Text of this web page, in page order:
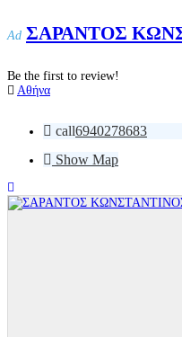
Ad ΣΑΡΑΝΤΟΣ
Be the first to review!
Αθήνα
call6940278683
Show Map